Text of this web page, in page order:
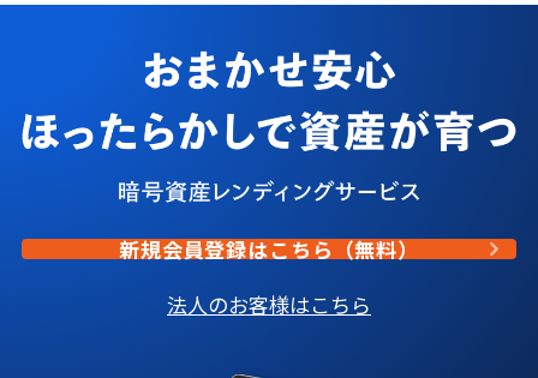
新規会員登録はこちら（無料）
法人のお客様はこちら